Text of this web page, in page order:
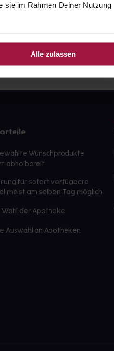
sie im Rahmen Deiner Nutzung
Alle zulassen
Wunschprodukte
abholbereit
für sofort verfügbare
meist am selben Tag möglich
Wahl der Apotheke
Auswahl an Apotheken